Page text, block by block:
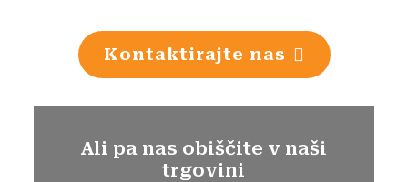
Kontaktirajte nas
Ali pa nas obiščite v naši
trgovini